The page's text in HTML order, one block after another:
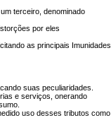
terceiro, denominado
por eles
as principais Imunidades
suas peculiaridades.
e serviços, onerando
uso desses tributos como